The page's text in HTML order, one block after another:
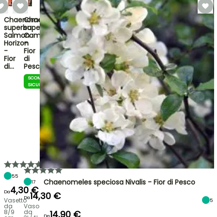
Chaenomeles
superba
Salmon
Horizon
-
Fior
di…
55
Da4,30 €
Vasetto
da
8/9
Chaenomeles
superba
Cameo
-
Fior
di
Pesco
SCOMMESSA
SICURA
17
Da14,30 €
Vaso
da
Chaenomeles speciosa Nivalis - Fior di Pesco
5
14,90 €